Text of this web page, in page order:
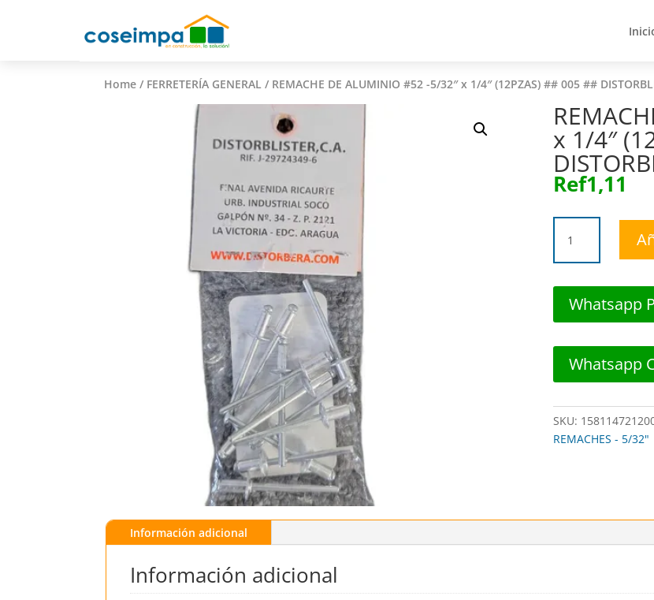
Home / FERRETERÍA GENERAL / REMACHE DE ALUMINIO #52 -5/32″ x 1/4″ (12PZAS) ## 005 ##
x 1/4″
Ref1,11
ALUMINIO
-5/32"
(12PZAS)
##
DISTORBLISTER
cantidad
Whatsapp
Whatsapp
SKU:
REMACHES - 5/32"
Información adicional
Información adicional